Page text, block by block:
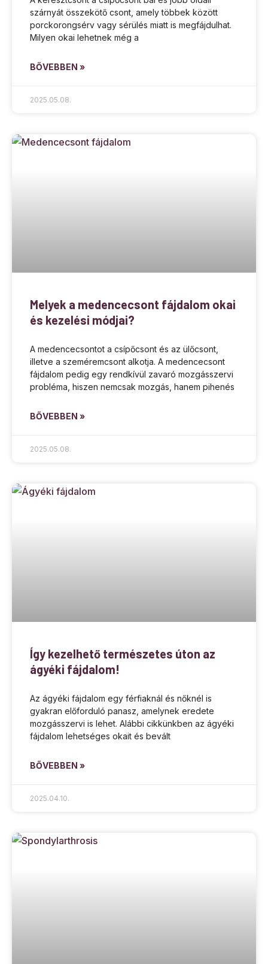
szárnyát összekötő csont, amely többek között
porckorongsérv vagy sérülés miatt is megfájdulhat.
Milyen okai lehetnek még a
BŐVEBBEN »
2025.05.08.
Melyek a medencecsont fájdalom okai
és kezelési módjai?
A medencecsontot a csípőcsont és az ülőcsont,
illetve a szeméremcsont alkotja. A medencecsont
fájdalom pedig egy rendkívül zavaró mozgásszervi
probléma, hiszen nemcsak mozgás, hanem pihenés
BŐVEBBEN »
2025.05.08.
Így kezelhető természetes úton az
ágyéki fájdalom!
Az ágyéki fájdalom egy férfiaknál és nőknél is
gyakran előforduló panasz, amelynek eredete
mozgásszervi is lehet. Alábbi cikkünkben az ágyéki
fájdalom lehetséges okait és bevált
BŐVEBBEN »
2025.04.10.